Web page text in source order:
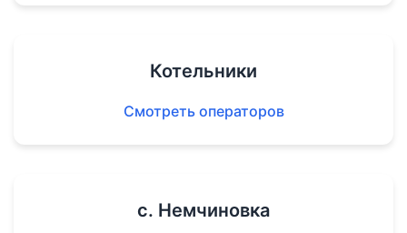
Котельники
Смотреть операторов
с. Немчиновка